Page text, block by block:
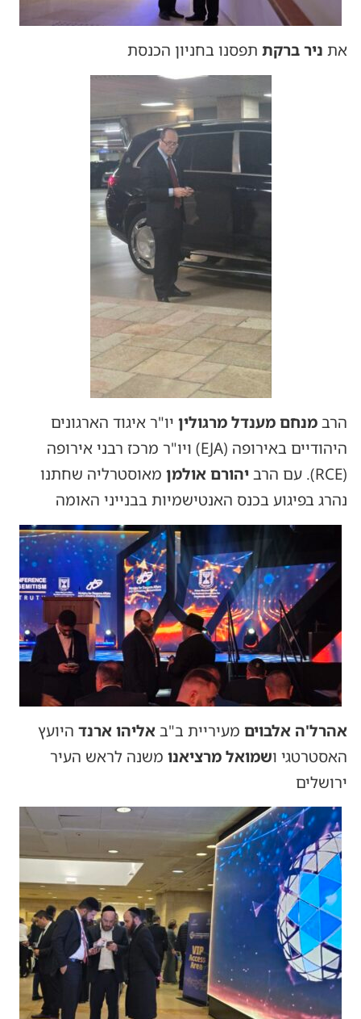
את ניר ברקת תפסנו בחניון הכנסת
הרבמנחם מענדל מרגולין יו"ר איגוד הארגונים
היהודיים באירופה (EJA) ויו"ר מרכז רבני אירופה
(RCE). עם הרב
יהורם אולמן מאוסטרליה שחתנו
נהרג בפיגוע בכנס האנטישמיות בבנייני האומה
אהרל'ה אלבוים מעיריית ב"באליהו ארנד היועץ
האסטרטגי ושמואל מרציאנו משנה לראש העיר
ירושלים